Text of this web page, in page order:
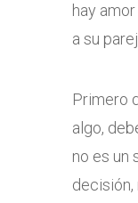
hay
a su
Primero
algo,
no es un
decisión,